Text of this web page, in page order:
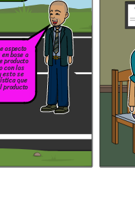
aspecto
base a
producto
con las
esto se
que
producto